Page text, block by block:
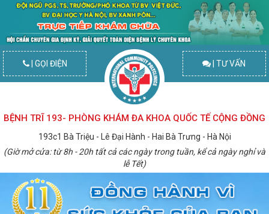
| GỌI ĐIỆN | TƯ VẤN
BỆNH TRĨ 193- PHÒNG KHÁM ĐA KHOA QUỐC TẾ CỘNG ĐỒNG
193c1 Bà Triệu - Lê Đại Hành - Hai Bà Trưng - Hà Nội
(Giờ mở cửa: từ 8h - 20h tất cả các ngày trong tuần, kể cả ngày nghỉ và
lễ Tết)